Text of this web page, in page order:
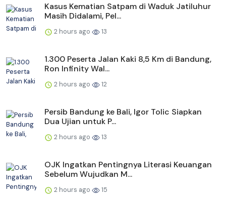
Kasus Kematian Satpam di Waduk Jatiluhur
Masih Didalami, Pel...
2 hours ago 13
1.300 Peserta Jalan Kaki 8,5 Km di Bandung,
Ron Infinity Wal...
2 hours ago 12
Persib Bandung ke Bali, Igor Tolic Siapkan
Dua Ujian untuk P...
2 hours ago 13
OJK Ingatkan Pentingnya Literasi Keuangan
Sebelum Wujudkan M...
2 hours ago 15